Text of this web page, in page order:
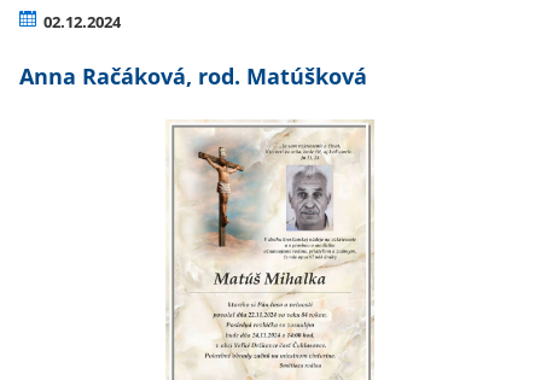
02.12.2024
Anna Račáková, rod. Matúšková